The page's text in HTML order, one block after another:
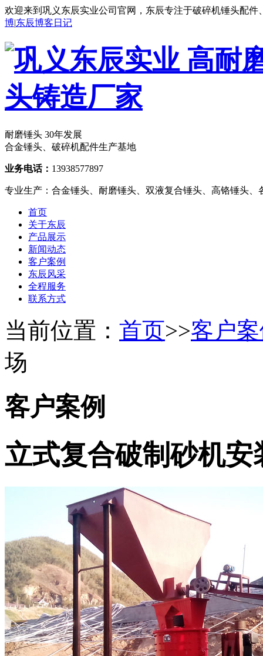
欢迎来到巩义东辰实业公司官网，东辰专注于破碎机锤头配
博|东辰博客日记
耐磨锤头 30年发展
合金锤头、破碎机配件生产基地
业务电话： 13938577897
专业生产：合金锤头、耐磨锤头、双液复合锤头、高铬锤头、
首页
关于东辰
产品展示
新闻动态
客户案例
东辰风采
全程服务
联系方式
当前位置： 首页>>客户
场
客户案例
立式复合破制砂机安